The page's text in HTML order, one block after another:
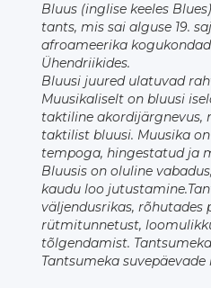
Bluus (inglise keeles
tants, mis sai alguse 19.
afroameerika
Ühendriikides.
Bluusi juured ulatuvad
Muusikaliselt on bluusi
taktiline akordijärgnevus,
taktilist bluusi. Muusika
tempoga, hingestatud ja
Bluusis on oluline
kaudu loo
väljendusrikas, rõhutades
rütmitunnetust,
tõlgendamist.
Tantsumeka suvepäevade